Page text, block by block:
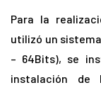
Para la
utilizó un
– 64Bits), se
instalación de